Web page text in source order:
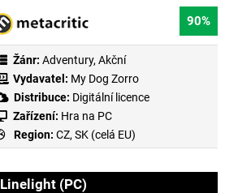
90%
Žánr: Adventury, Akční
Vydavatel: My Dog Zorro
Distribuce: Digitální licence
Zařízení: Hra na PC
Region: CZ, SK (celá EU)
Linelight (PC)